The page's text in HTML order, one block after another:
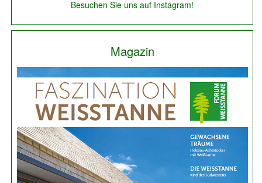
Besuchen Sie uns auf Instagram!
Magazin